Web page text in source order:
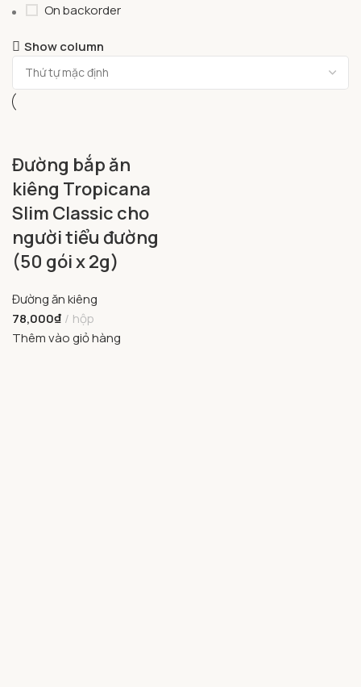
On backorder
Show column
Đường bắp ăn
kiêng Tropicana
Slim Classic cho
người tiểu đường
(50 gói x 2g)
Đường ăn kiêng
78,000₫
hộp
Thêm vào giỏ hàng